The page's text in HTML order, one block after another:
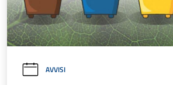
AVVISI